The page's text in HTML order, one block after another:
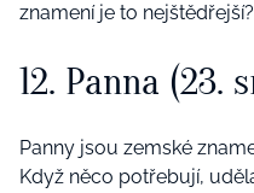
znamení je to nejštědřejší?
12. Panna (23.
Panny jsou zemské
Když něco potřebují,